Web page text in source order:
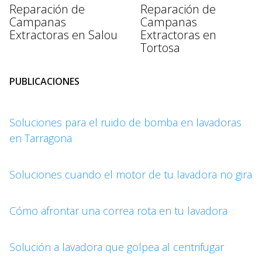
Reparación de
Campanas
Extractoras en Salou
Reparación de
Campanas
Extractoras en
Tortosa
PUBLICACIONES
Soluciones para el ruido de bomba en lavadoras
en Tarragona
Soluciones cuando el motor de tu lavadora no gira
Cómo afrontar una correa rota en tu lavadora
Solución a lavadora que golpea al centrifugar